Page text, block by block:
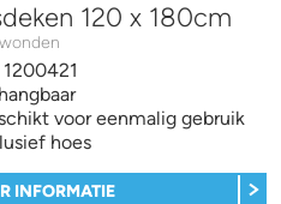
120 x 180cm
1200421
voor eenmalig gebruik
hoes
INFORMATIE